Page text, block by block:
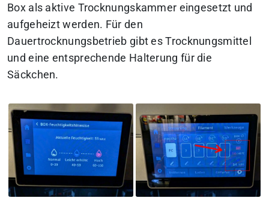
Box als aktive Trocknungskammer eingesetzt und
aufgeheizt werden. Für den
Dauertrocknungsbetrieb gibt es Trocknungsmittel
und eine entsprechende Halterung für die
Säckchen.